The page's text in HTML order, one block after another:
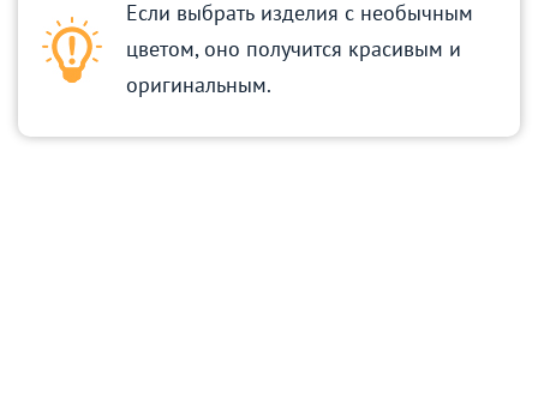
Если выбрать изделия с необычным
цветом, оно получится красивым и
оригинальным.